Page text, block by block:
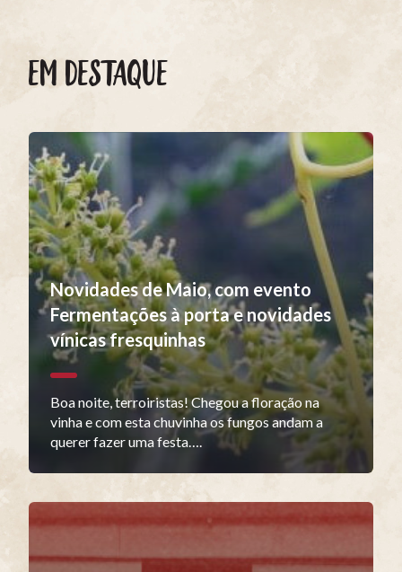
EM DESTAQUE
Novidades de Maio, com evento
Fermentações à porta e novidades
vínicas fresquinhas
Boa noite, terroiristas! Chegou a floração na
vinha e com esta chuvinha os fungos andam a
querer fazer uma festa….